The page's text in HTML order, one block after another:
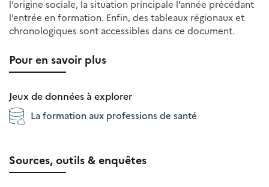
l’origine sociale, la situation principale l’année précédant
l’entrée en formation. Enfin, des tableaux régionaux et
chronologiques sont accessibles dans ce document.
Pour en savoir plus
Jeux de données à explorer
La formation aux professions de santé
Sources, outils & enquêtes